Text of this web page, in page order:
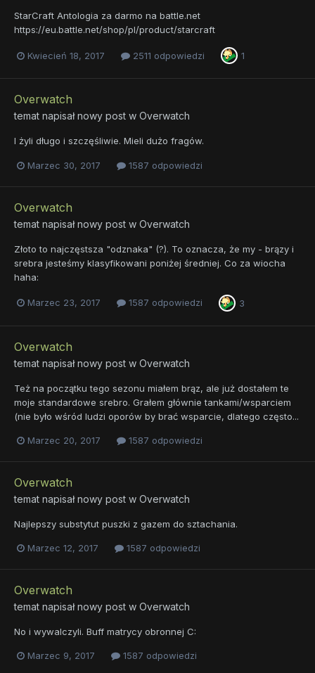
StarCraft Antologia za darmo na battle.net
https://eu.battle.net/shop/pl/product/starcraft
Kwiecień 18, 2017 2511 odpowiedzi 1
Overwatch
temat napisał nowy post w Overwatch
I żyli długo i szczęśliwie. Mieli dużo fragów.
Marzec 30, 2017 1587 odpowiedzi
Overwatch
temat napisał nowy post w Overwatch
Złoto to najczęstsza "odznaka" (?). To oznacza, że my - brązy i
srebra jesteśmy klasyfikowani poniżej średniej. Co za wiocha
haha:
Marzec 23, 2017 1587 odpowiedzi 3
Overwatch
temat napisał nowy post w Overwatch
Też na początku tego sezonu miałem brąz, ale już dostałem te
moje standardowe srebro. Grałem głównie tankami/wsparciem
(nie było wśród ludzi oporów by brać wsparcie, dlatego często...
Marzec 20, 2017 1587 odpowiedzi
Overwatch
temat napisał nowy post w Overwatch
Najlepszy substytut puszki z gazem do sztachania.
Marzec 12, 2017 1587 odpowiedzi
Overwatch
temat napisał nowy post w Overwatch
No i wywalczyli. Buff matrycy obronnej C:
Marzec 9, 2017 1587 odpowiedzi